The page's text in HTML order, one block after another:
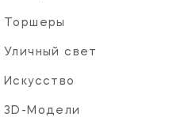
Торшеры
Уличный свет
Искусство
3D-Модели